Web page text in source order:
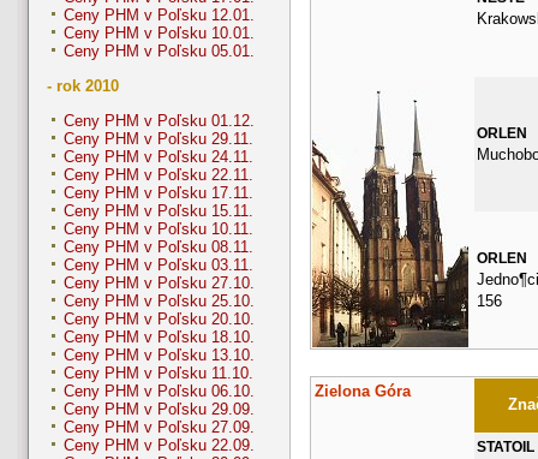
Ceny PHM v Poľsku 12.01.
Ceny PHM v Poľsku 10.01.
Ceny PHM v Poľsku 05.01.
- rok 2010
Ceny PHM v Poľsku 01.12.
Ceny PHM v Poľsku 29.11.
Ceny PHM v Poľsku 24.11.
Ceny PHM v Poľsku 22.11.
Ceny PHM v Poľsku 17.11.
Ceny PHM v Poľsku 15.11.
Ceny PHM v Poľsku 10.11.
Ceny PHM v Poľsku 08.11.
Ceny PHM v Poľsku 03.11.
Ceny PHM v Poľsku 27.10.
Ceny PHM v Poľsku 25.10.
Ceny PHM v Poľsku 20.10.
Ceny PHM v Poľsku 18.10.
Ceny PHM v Poľsku 13.10.
Ceny PHM v Poľsku 11.10.
Ceny PHM v Poľsku 06.10.
Ceny PHM v Poľsku 29.09.
Ceny PHM v Poľsku 27.09.
Ceny PHM v Poľsku 22.09.
ORLEN
ORLEN
156
Zielona Góra
STATOIL